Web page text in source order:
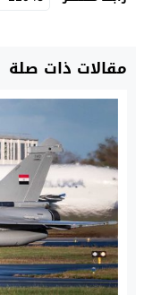
مقالات ذات صلة